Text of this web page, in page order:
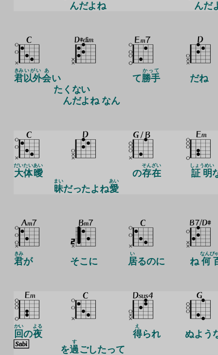
んだよね
んだ
君
きみ
以外
いがい
会
あ
い
たくない
んだよね なん
て勝手
かって
だね
大体
だいたい
曖
あい
昧
まい
だったよね愛
あい
の存
そん
在
ざい
証明
しょうめい
君
きみ
が そこに 居
い
るのに ね 何
なんび
回
かい
の夜
よる
を過
す
ごしたって
得
え
られ ぬよう